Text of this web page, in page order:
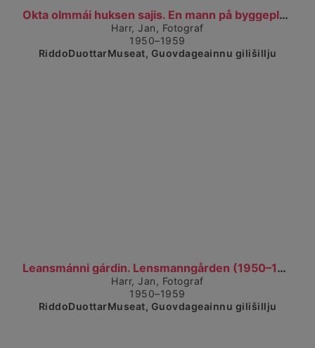
Okta olmmái huksen sajis. En mann på byggeplassen....
Čájet dárkkes dieđuid
Harr, Jan, Fotograf
1950–1959
RiddoDuottarMuseat, Guovdageainnu gilišillju
Leansmánni gárdin. Lensmanngården (1950–1959)
Čájet dárkkes dieđuid
Harr, Jan, Fotograf
1950–1959
RiddoDuottarMuseat, Guovdageainnu gilišillju